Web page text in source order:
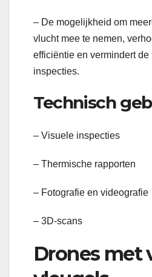
– De mogelijkheid om
vlucht mee te nemen,
efficiëntie en vermindert
inspecties.
Technisch
– Visuele inspecties
– Thermische rapporten
– Fotografie en videografie
– 3D-scans
Drones met